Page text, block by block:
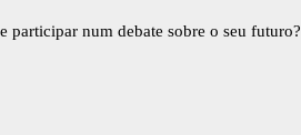
participar num debate sobre o seu futuro?